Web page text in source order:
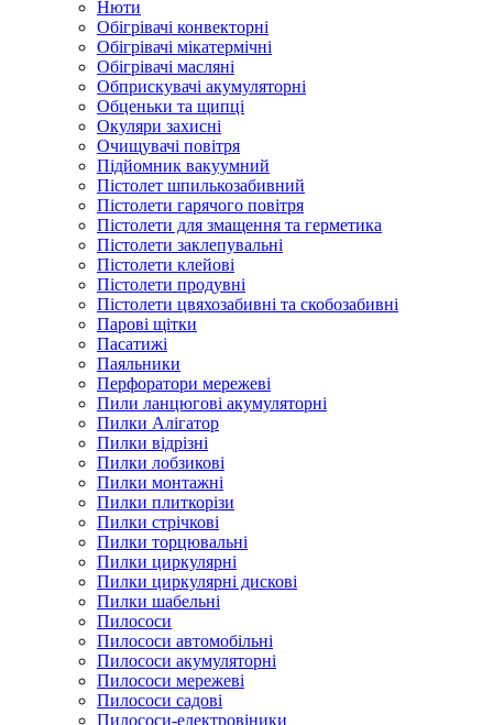
Нюти
Обігрівачі конвекторні
Обігрівачі мікатермічні
Обігрівачі масляні
Обприскувачі акумуляторні
Обценьки та щипці
Окуляри захисні
Очищувачі повітря
Підйомник вакуумний
Пістолет шпилькозабивний
Пістолети гарячого повітря
Пістолети для змащення та герметика
Пістолети заклепувальні
Пістолети клейові
Пістолети продувні
Пістолети цвяхозабивні та скобозабивні
Парові щітки
Пасатижі
Паяльники
Перфоратори мережеві
Пили ланцюгові акумуляторні
Пилки Алігатор
Пилки відрізні
Пилки лобзикові
Пилки монтажні
Пилки плиткорізи
Пилки стрічкові
Пилки торцювальні
Пилки циркулярні
Пилки циркулярні дискові
Пилки шабельні
Пилососи
Пилососи автомобільні
Пилососи акумуляторні
Пилососи мережеві
Пилососи садові
Пилососи-електровіники